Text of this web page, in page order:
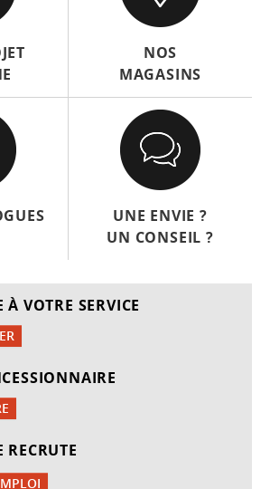
NOS
MAGASINS
UNE ENVIE ?
UN CONSEIL ?
VOTRE SERVICE